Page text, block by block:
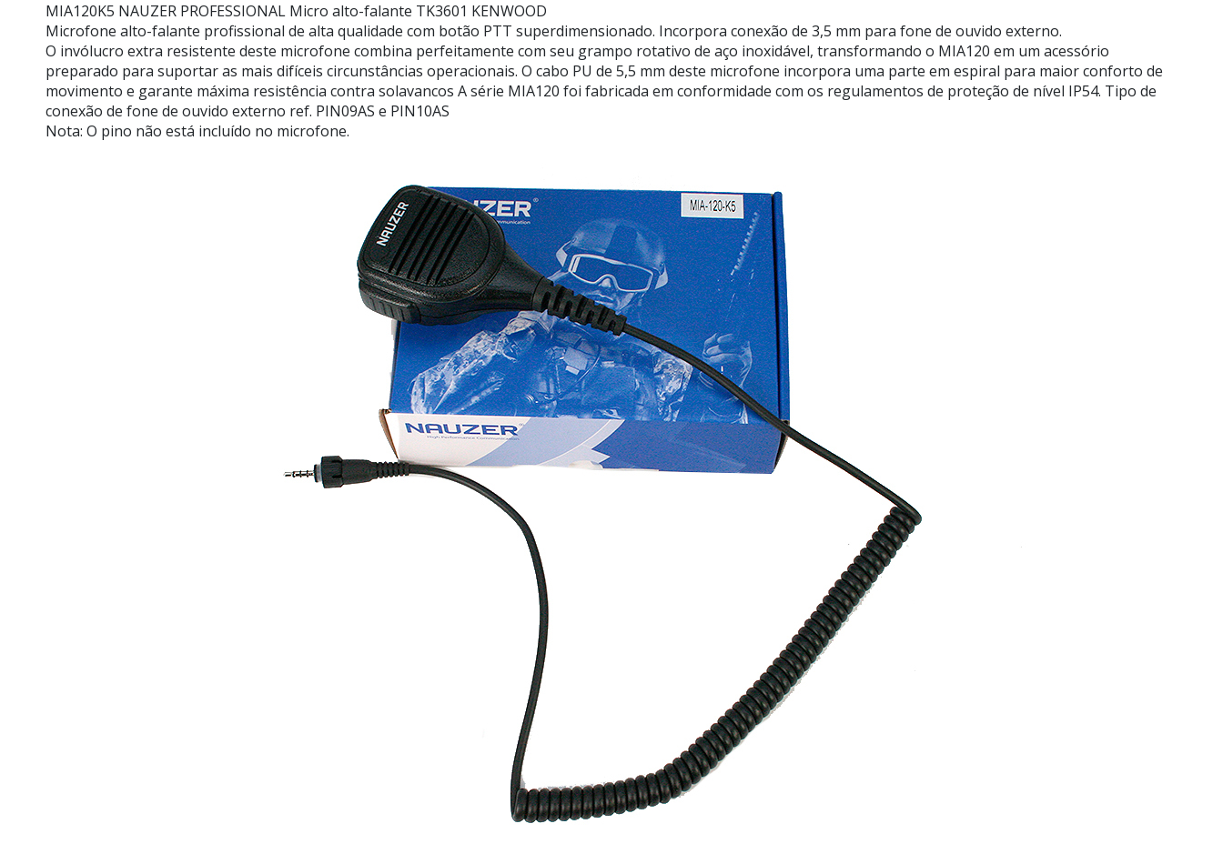
MIA120K5 NAUZER PROFESSIONAL Micro alto-falante TK3601 KENWOOD
Microfone alto-falante profissional de alta qualidade com botão PTT superdimensionado. Incorpora conexão de 3,5 mm para fone de ouvido externo.
O invólucro extra resistente deste microfone combina perfeitamente com seu grampo rotativo de aço inoxidável, transformando o MIA120 em um acessório
preparado para suportar as mais difíceis circunstâncias operacionais. O cabo PU de 5,5 mm deste microfone incorpora uma parte em espiral para maior conforto de
movimento e garante máxima resistência contra solavancos A série MIA120 foi fabricada em conformidade com os regulamentos de proteção de nível IP54. Tipo de
conexão de fone de ouvido externo ref. PIN09AS e PIN10AS
Nota: O pino não está incluído no microfone.